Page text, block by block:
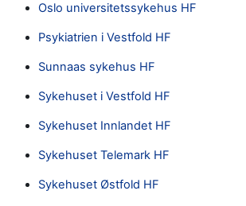
Oslo universitetssykehus HF
Psykiatrien i Vestfold HF
Sunnaas sykehus HF
Sykehuset i Vestfold HF
Sykehuset Innlandet HF
Sykehuset Telemark HF
Sykehuset Østfold HF